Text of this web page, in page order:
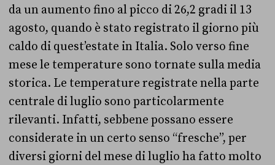
da un aumento fino al picco di 26,2 gradi il 13
agosto, quando è stato registrato il giorno più
caldo di quest’estate in Italia. Solo verso fine
mese le temperature sono tornate sulla media
storica. Le temperature registrate nella parte
centrale di luglio sono particolarmente
rilevanti. Infatti, sebbene possano essere
considerate in un certo senso “fresche”, per
diversi giorni del mese di luglio ha fatto molto